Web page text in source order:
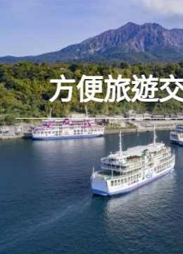
方便旅遊